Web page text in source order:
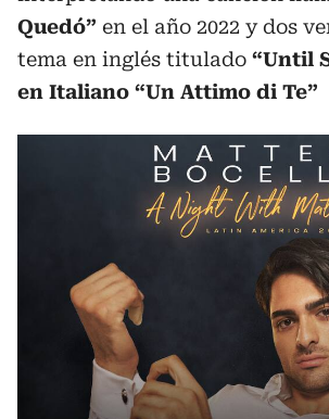
Quedó” en el año 2022 y dos
tema en inglés titulado “Until
en Italiano “Un Attimo di Te”